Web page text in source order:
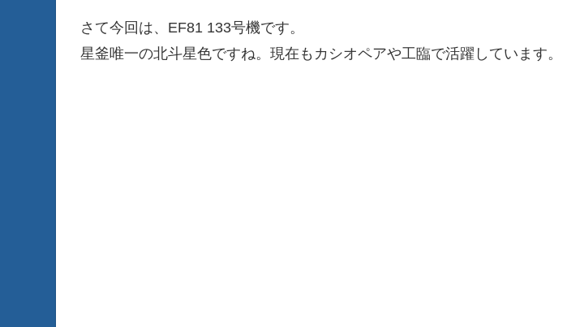
さて今回は、EF81 133号機です。
星釜唯一の北斗星色ですね。現在もカシオペアや工臨で活躍しています。